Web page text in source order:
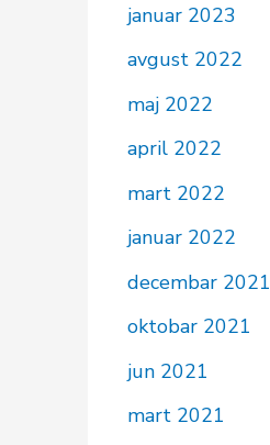
januar 2023
avgust 2022
maj 2022
april 2022
mart 2022
januar 2022
decembar 2021
oktobar 2021
jun 2021
mart 2021